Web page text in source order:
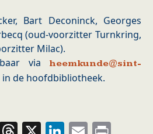
Bart Deconinck, Georges
(oud-voorzitter Turnkring,
Milac).
via
heemkunde@sint-
in de hoofdbibliotheek.